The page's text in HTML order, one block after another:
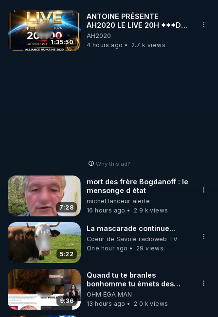
do PCB https://bit.ly/3S5BcWx
1:35:50
ANTOINE PRÉSENTE
AH2020 LE LIVE 20H ***DU
06/08/2026***
AH2020
4 hours ago
2.7 k views
Why this ad?
7:28
mort des frère Bogdanoff : le
mensonge d état
michel lanceur alerte
16 hours ago
2.9 k views
5:22
La mascarade continue...
Coeur de Savoie radioweb TV
One hour ago
29 views
9:36
Quand tu te branles
bonhomme tu émets des
ondes ils ont juste omis de
t'expliquer
OHM ÉGA MAN
13 hours ago
2.0 k views